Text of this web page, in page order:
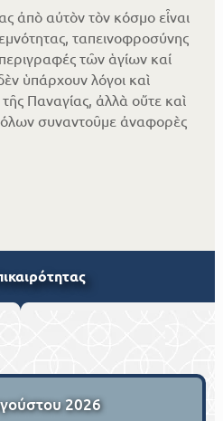
ἀπὸ αὐτὸν τὸν κόσμο εἶναι
ταπεινοφροσύνης
τῶν ἁγίων καί
ὑπάρχουν λόγοι καὶ
Παναγίας, ἀλλὰ οὔτε καὶ
συναντοῦμε ἀναφορὲς
2026